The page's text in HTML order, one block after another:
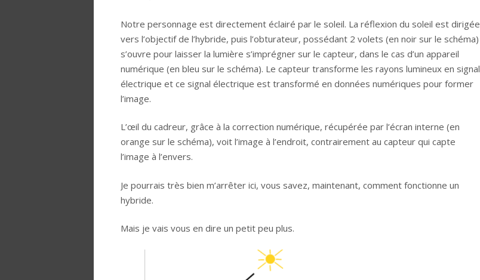
Notre personnage est directement éclairé par le soleil. La réflexion du soleil est dirigée
vers l’objectif de l’hybride, puis l’obturateur, possédant 2 volets (en noir sur le schéma)
s’ouvre pour laisser la lumière s’imprégner sur le capteur, dans le cas d’un appareil
numérique (en bleu sur le schéma). Le capteur transforme les rayons lumineux en signal
électrique et ce signal électrique est transformé en données numériques pour former
l’image.
L’œil du cadreur, grâce à la correction numérique, récupérée par l’écran interne (en
orange sur le schéma), voit l’image à l’endroit, contrairement au capteur qui capte
l’image à l’envers.
Je pourrais très bien m’arrêter ici, vous savez, maintenant, comment fonctionne un
hybride.
Mais je vais vous en dire un petit peu plus.